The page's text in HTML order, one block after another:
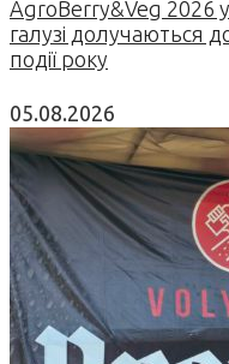
AgroBerry&Veg 2026 у
галузі долучаються
події року
05.08.2026